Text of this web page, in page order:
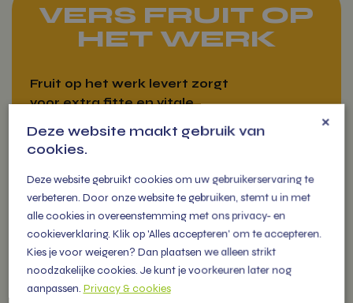
VERS FRUIT OP
HET WERK
Fruit op het werk levert zorgt
voor extra fitte en vitale
(s)peer gaan!
VITAMIENTJE
OP DE MARKT
×
Deze website maakt gebruik van
cookies.
Deze website gebruikt cookies om uw gebruikerservaring te
verbeteren. Door onze website te gebruiken, stemt u in met
alle cookies in overeenstemming met ons privacy- en
cookieverklaring. Klik op 'Alles accepteren' om te accepteren.
Kies je voor weigeren? Dan plaatsen we alleen strikt
noodzakelijke cookies. Je kunt je voorkeuren later nog
aanpassen. Privacy & cookies